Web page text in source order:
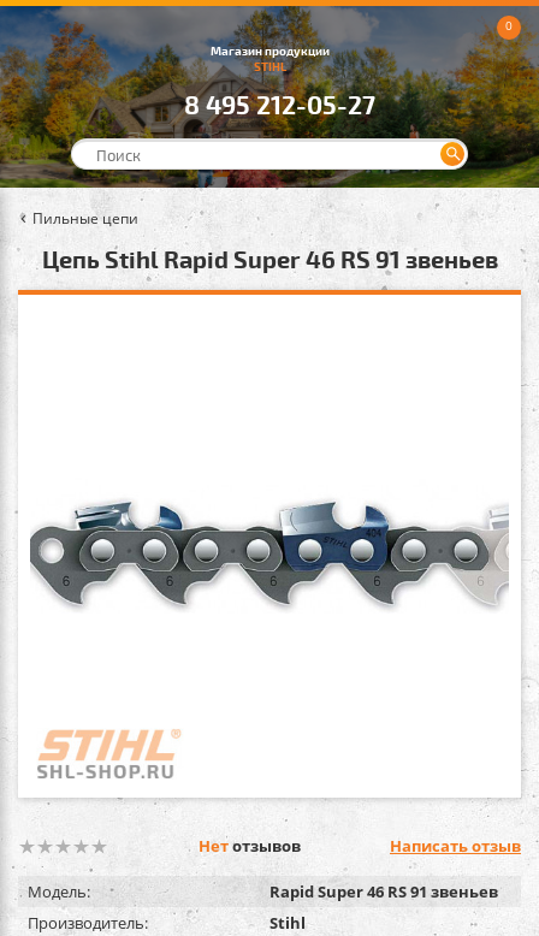
Магазин продукции
STIHL
8 495 212-05-27
0
Пильные цепи
Цепь Stihl Rapid Super 46 RS 91 звеньев
Нетотзывов Написать отзыв
Модель:
Rapid Super 46 RS 91 звеньев
Производитель:
Stihl